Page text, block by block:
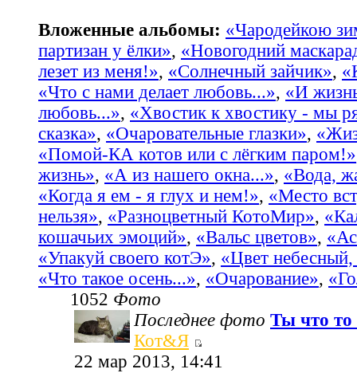
Вложенные альбомы: «Чародейкою
партизан у ёлки», «Новогодний
лезет из меня!», «Солнечный зайчик»,
«Что с нами делает любовь...», «И
любовь...», «Хвостик к хвостику - мы
сказка», «Очаровательные глазки»,
«Помой-КА котов или с лёгким паром!»
жизнь», «А из нашего окна...», «Вода,
«Когда я ем - я глух и нем!», «Место
нельзя», «Разноцветный КотоМир»,
кошачьих эмоций», «Вальс цветов»,
«Упакуй своего котЭ», «Цвет небесный,
«Что такое осень...», «Очарование»,
1052 Фото
Последнее фото Ты что то
Кот&Я
22 мар 2013, 14:41